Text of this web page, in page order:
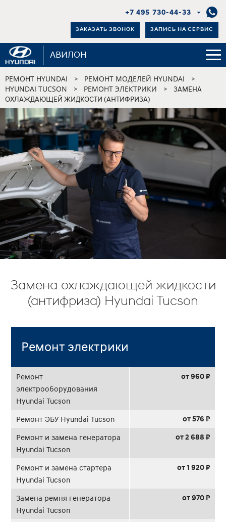
+7 495 730-44-33
ЗАКАЗАТЬ ЗВОНОК ЗАПИСЬ НА СЕРВИС
АВИЛОН
РЕМОНТ HYUNDAI > РЕМОНТ МОДЕЛЕЙ HYUNDAI >
HYUNDAI TUCSON > РЕМОНТ ЭЛЕКТРИКИ >
ЗАМЕНА
ОХЛАЖДАЮЩЕЙ ЖИДКОСТИ (АНТИФРИЗА)
Замена охлаждающей жидкости
(антифриза) Hyundai Tucson
Ремонт электрики
Ремонт
электрооборудования
Hyundai Tucson
от 960 ₽
Ремонт ЭБУ Hyundai Tucson от 576 ₽
Ремонт и замена генератора
Hyundai Tucson
от 2 688 ₽
Ремонт и замена стартера
Hyundai Tucson
от 1 920 ₽
Замена ремня генератора
Hyundai Tucson
от 970 ₽